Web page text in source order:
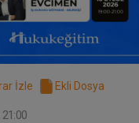
İzle Ekli Dosya